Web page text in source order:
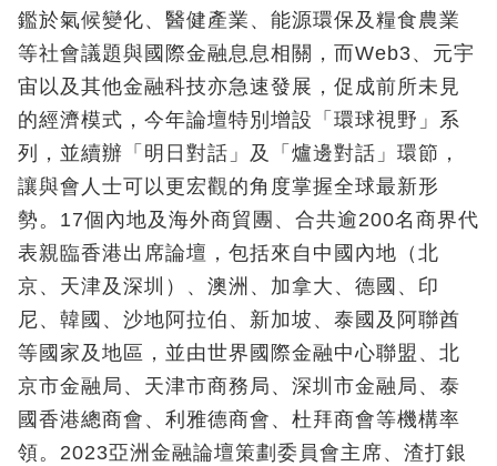
鑑於氣候變化、醫健產業、能源環保及糧食農業
等社會議題與國際金融息息相關，而Web3、元宇
宙以及其他金融科技亦急速發展，促成前所未見
的經濟模式，今年論壇特別增設「環球視野」系
列，並續辦「明日對話」及「爐邊對話」環節，
讓與會人士可以更宏觀的角度掌握全球最新形
勢。17個內地及海外商貿團、合共逾200名商界代
表親臨香港出席論壇，包括來自中國內地（北
京、天津及深圳）、澳洲、加拿大、德國、印
尼、韓國、沙地阿拉伯、新加坡、泰國及阿聯酋
等國家及地區，並由世界國際金融中心聯盟、北
京市金融局、天津市商務局、深圳市金融局、泰
國香港總商會、利雅德商會、杜拜商會等機構率
領。2023亞洲金融論壇策劃委員會主席、渣打銀